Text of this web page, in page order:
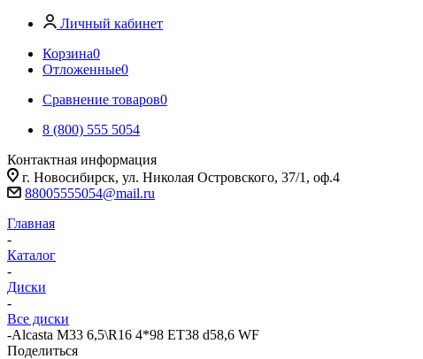
Личный кабинет
Корзина0
Отложенные0
Сравнение товаров0
8 (800) 555 5054
Контактная информация
г. Новосибирск, ул. Николая Островского, 37/1, оф.4
88005555054@mail.ru
Главная
-
Каталог
-
Диски
-
Все диски
-Alcasta M33 6,5\R16 4*98 ET38 d58,6 WF
Поделиться